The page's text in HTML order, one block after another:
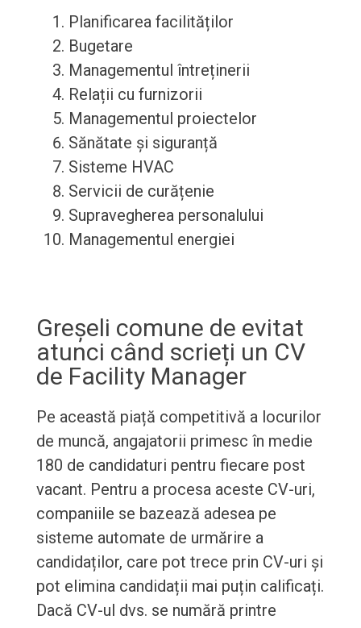
Planificarea facilităților
Bugetare
Managementul întreținerii
Relații cu furnizorii
Managementul proiectelor
Sănătate și siguranță
Sisteme HVAC
Servicii de curățenie
Supravegherea personalului
Managementul energiei
Greșeli comune de evitat
atunci când scrieți un CV
de Facility Manager
Pe această piață competitivă a locurilor
de muncă, angajatorii primesc în medie
180 de candidaturi pentru fiecare post
vacant. Pentru a procesa aceste CV-uri,
companiile se bazează adesea pe
sisteme automate de urmărire a
candidaților, care pot trece prin CV-uri și
pot elimina candidații mai puțin calificați.
Dacă CV-ul dvs. se numără printre